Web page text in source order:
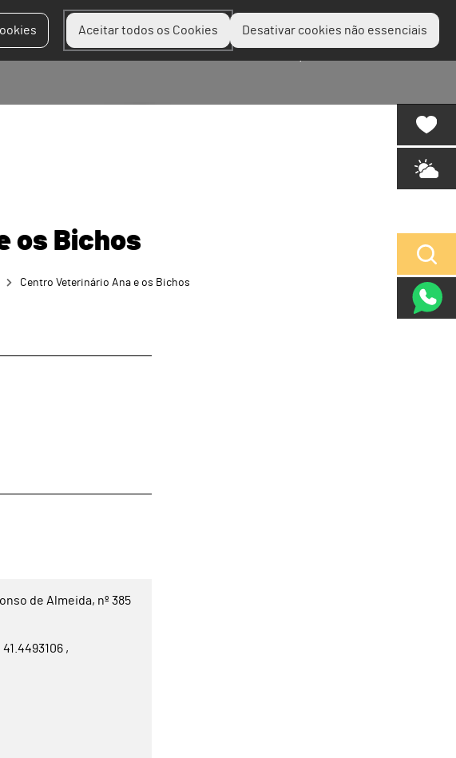
Aceitar todos os Cookies Desativar cookies não essenciais
Planear Descobrir
os Bichos
Centro Veterinário Ana e os Bichos
de Almeida, nº 385
41.4493106